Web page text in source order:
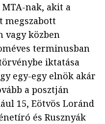
nak, akit a
megszabott
vagy közben
terminusban
iktatása
egy-egy elnök akár
a posztján
15, Eötvös Loránd
és Rusznyák